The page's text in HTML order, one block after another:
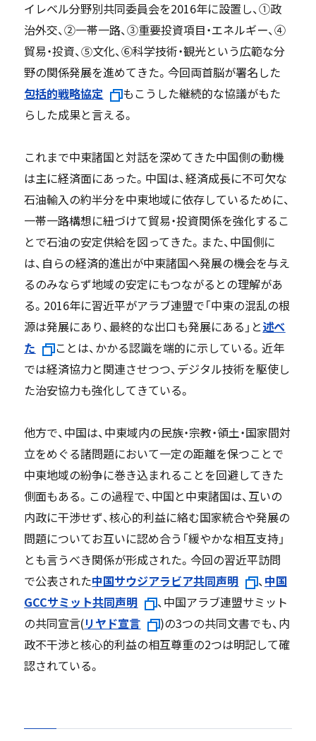
イレベル分野別共同委員会を2016年に設置し、①政
治外交、②一帯一路、③重要投資項目・エネルギー、④
貿易・投資、⑤文化、⑥科学技術・観光という広範な分
野の関係発展を進めてきた。今回両首脳が署名した
包括的戦略協定
もこうした継続的な協議がもた
らした成果と言える。
これまで中東諸国と対話を深めてきた中国側の動機
は主に経済面にあった。中国は、経済成長に不可欠な
石油輸入の約半分を中東地域に依存しているために、
一帯一路構想に紐づけて貿易・投資関係を強化するこ
とで石油の安定供給を図ってきた。また、中国側に
は、自らの経済的進出が中東諸国へ発展の機会を与え
るのみならず地域の安定にもつながるとの理解があ
る。2016年に習近平がアラブ連盟で「中東の混乱の根
源は発展にあり、最終的な出口も発展にある」と述べ
た
ことは、かかる認識を端的に示している。近年
では経済協力と関連させつつ、デジタル技術を駆使し
た治安協力も強化してきている。
他方で、中国は、中東域内の民族・宗教・領土・国家間対
立をめぐる諸問題において一定の距離を保つことで
中東地域の紛争に巻き込まれることを回避してきた
側面もある。この過程で、中国と中東諸国は、互いの
内政に干渉せず、核心的利益に絡む国家統合や発展の
問題についてお互いに認め合う「緩やかな相互支持」
とも言うべき関係が形成された。今回の習近平訪問
で公表された中国サウジアラビア共同声明 、中国
GCCサミット共同声明
、中国アラブ連盟サミット
の共同宣言(リヤド宣言
)の3つの共同文書でも、内
政不干渉と核心的利益の相互尊重の2つは明記して確
認されている。